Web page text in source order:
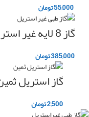
55,000تومان
گاز 8 لایه غیر استریل ثمین
385,000تومان
گاز استریل
2,500تومان